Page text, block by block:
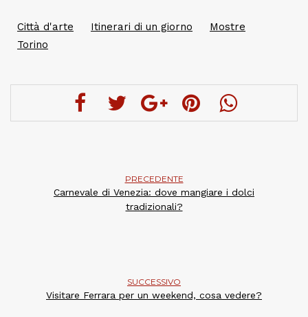
Città d'arte Itinerari di un giorno
Mostre
Torino
PRECEDENTE
Carnevale di Venezia: dove mangiare i dolci
tradizionali?
SUCCESSIVO
Visitare Ferrara per un weekend, cosa vedere?